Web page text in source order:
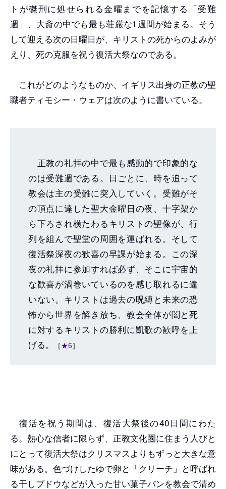
トが磔刑に処せられる金曜までを記憶する「受難
週」、大斎の中でも最も荘厳な1週間が始まる。そう
して迎える次の日曜日が、キリストの死からのよみが
えり、死の克服を祝う復活大祭なのである。
これがどのようなものか、イギリス出身の正教の聖
職者ティモシー・ウェアは次のように書いている。
正教の礼拝の中で最も感動的で印象的な
のは受難週である。日ごとに、時を追って
教会は主の受難に突入していく。受難がそ
の頂点に達した聖大金曜日の夜、十字架か
ら下ろされ横たわるキリストの聖像が、行
列を組んで聖堂の周囲を運ばれる。そして
復活祭深夜の歓喜の早課が始まる。この深
夜の礼拝に参加すれば必ず、そこに宇宙的
な歓喜が渦巻いているのを感じ取れるに違
いない。キリストは過去の呪縛と未来の恐
怖から世界を解き放ち、教会全体が闇と死
に対するキリストの勝利に凱歌の歓呼を上
げる。
［ ★6］
復活を祝う期間は、復活大祭後の40日間にわた
る。熱心な信者に限らず、正教文化圏に住まう人びと
にとって復活大祭はクリスマスよりもずっと大きな意
味がある。色づけしたゆで卵と「クリーチ」と呼ばれ
る干しブドウなどが入った甘い菓子パンを教会で清め